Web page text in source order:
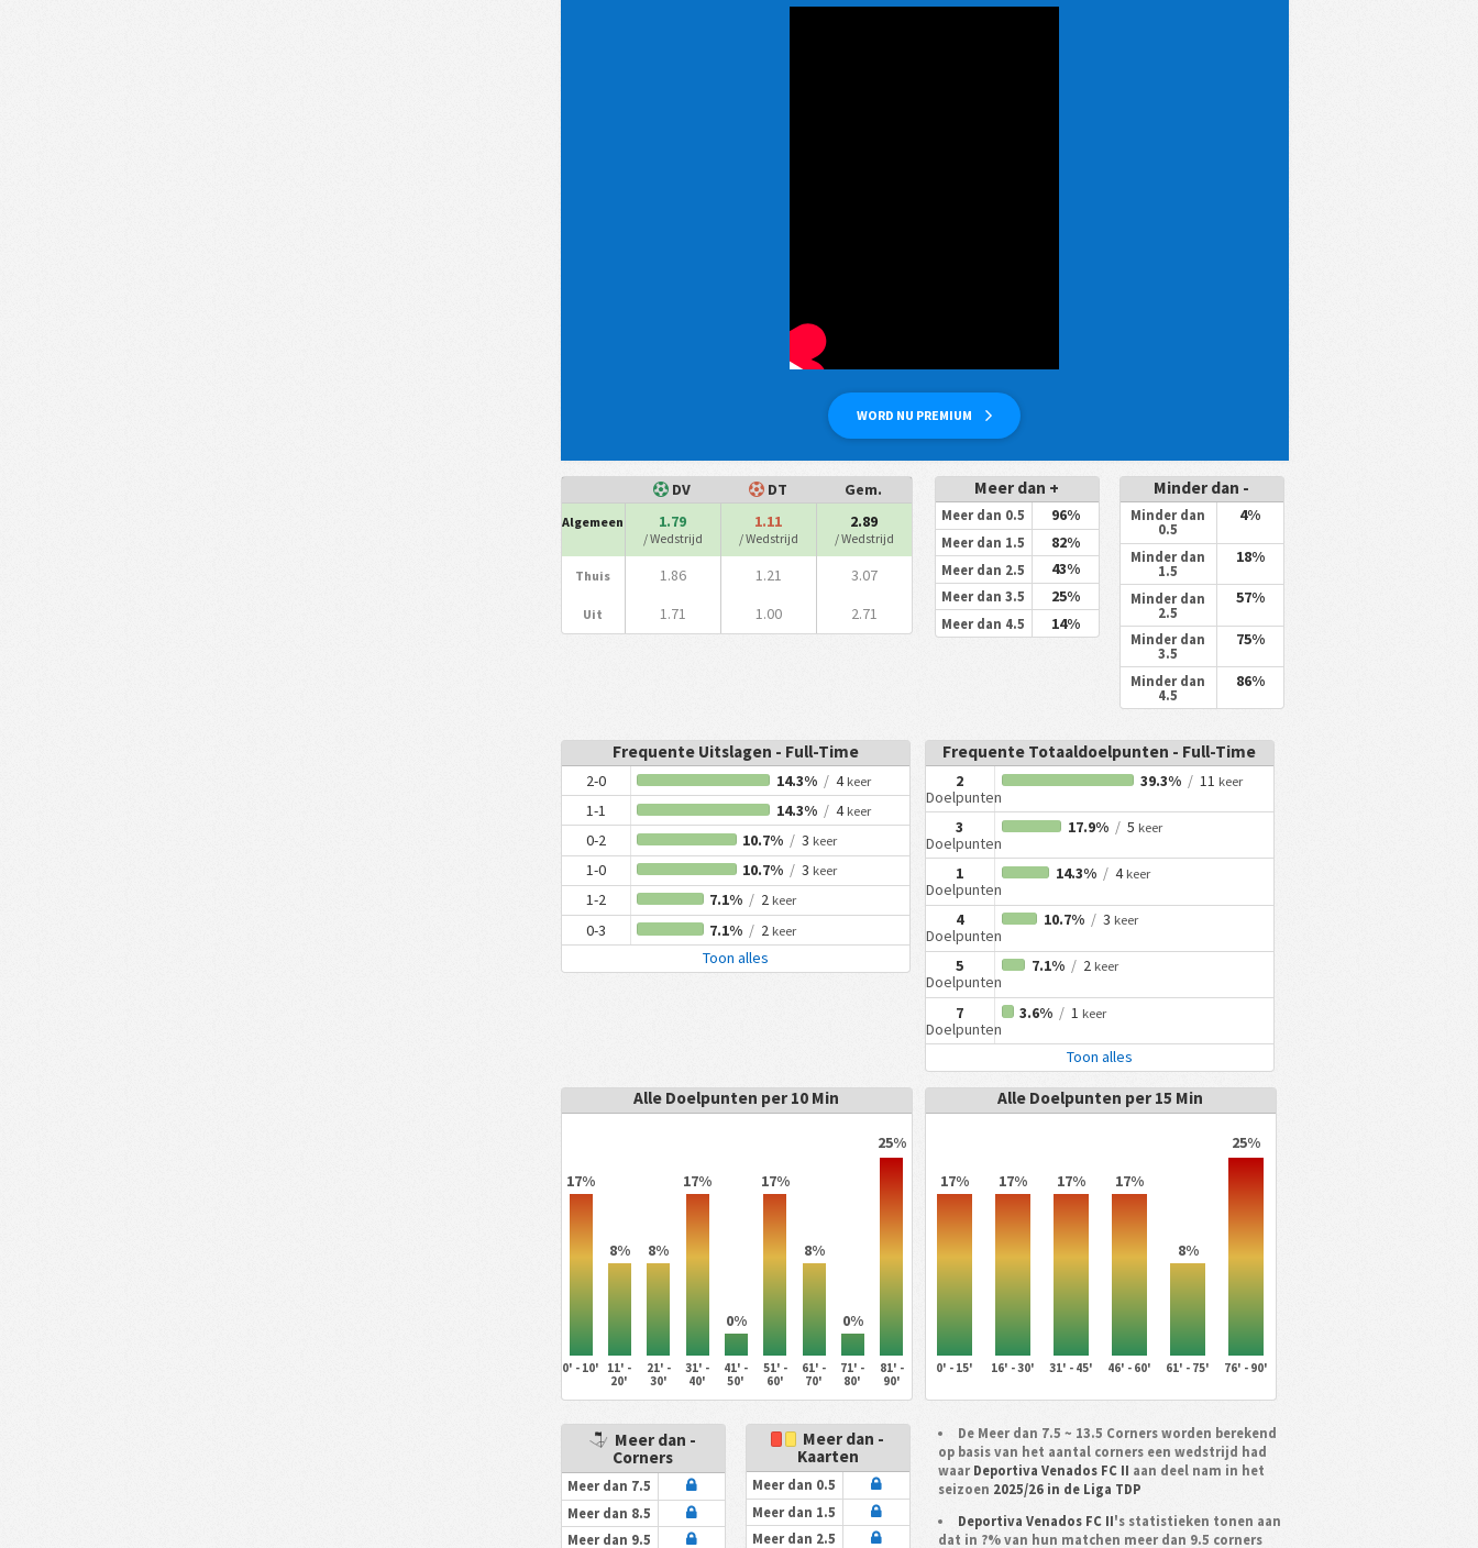
WORD NU PREMIUM
DV DT Gem.
Algemeen 1.79
/ Wedstrijd
1.11
/ Wedstrijd
2.89
/ Wedstrijd
Thuis 1.86 1.21 3.07
Uit 1.71 1.00 2.71
Meer dan +
Meer dan 0.5 96%
Meer dan 1.5 82%
Meer dan 2.5 43%
Meer dan 3.5 25%
Meer dan 4.5 14%
Minder dan -
Minder dan
0.5
4%
Minder dan
1.5
18%
Minder dan
2.5
57%
Minder dan
3.5
75%
Minder dan
4.5
86%
Frequente Uitslagen - Full-Time
2-0 14.3% /4 keer
1-1 14.3% /4 keer
0-2 10.7% / 3 keer
1-0 10.7% / 3 keer
1-2 7.1% / 2 keer
0-3 7.1% / 2 keer
Toon alles
Frequente Totaaldoelpunten - Full-Time
2
Doelpunten
39.3% /11 keer
3
Doelpunten
17.9% / 5 keer
1
Doelpunten
14.3% / 4 keer
4
Doelpunten
10.7% / 3 keer
5
Doelpunten
7.1% / 2 keer
7
Doelpunten
3.6% / 1 keer
Toon alles
Alle Doelpunten per 10 Min
17%
8% 8%
17%
0%
17%
8%
0%
25%
0' - 10'
11' -
20'
21' -
30'
31' -
40'
41' -
50'
51' -
60'
61' -
70'
71' -
80'
81' -
90'
Alle Doelpunten per 15 Min
17% 17% 17% 17%
8%
25%
0' - 15' 16' - 30' 31' - 45' 46' - 60' 61' - 75' 76' - 90'
Meer dan -
Corners
Meer dan 7.5
Meer dan 8.5
Meer dan 9.5
Meer dan -
Kaarten
Meer dan 0.5
Meer dan 1.5
Meer dan 2.5
De Meer dan 7.5 ~ 13.5 Corners worden berekend
op basis van het aantal corners een wedstrijd had
waar Deportiva Venados FC II aan deel nam in het
seizoen 2025/26 in de Liga TDP
Deportiva Venados FC II's statistieken tonen aan
dat in ?% van hun matchen meer dan 9.5 corners